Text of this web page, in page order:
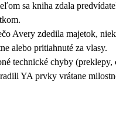
sa kniha zdala
Avery zdedila majetok,
alebo pritiahnuté za vlasy.
technické chyby (preklepy,
YA prvky vrátane